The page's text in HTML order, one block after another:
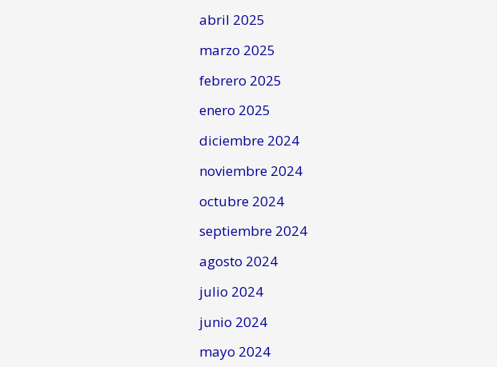
abril 2025
marzo 2025
febrero 2025
enero 2025
diciembre 2024
noviembre 2024
octubre 2024
septiembre 2024
agosto 2024
julio 2024
junio 2024
mayo 2024